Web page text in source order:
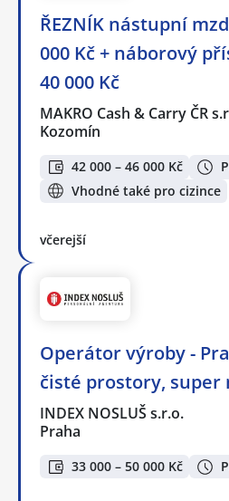
ŘEZNÍK nástupní
000 Kč + náborový
40 000 Kč
MAKRO Cash & Carry ČR
Kozomín
42 000 – 46 000 Kč
Vhodné také pro cizince
včerejší
Operátor výroby -
čisté prostory, super
INDEX NOSLUŠ s.r.o.
Praha
33 000 – 50 000 Kč